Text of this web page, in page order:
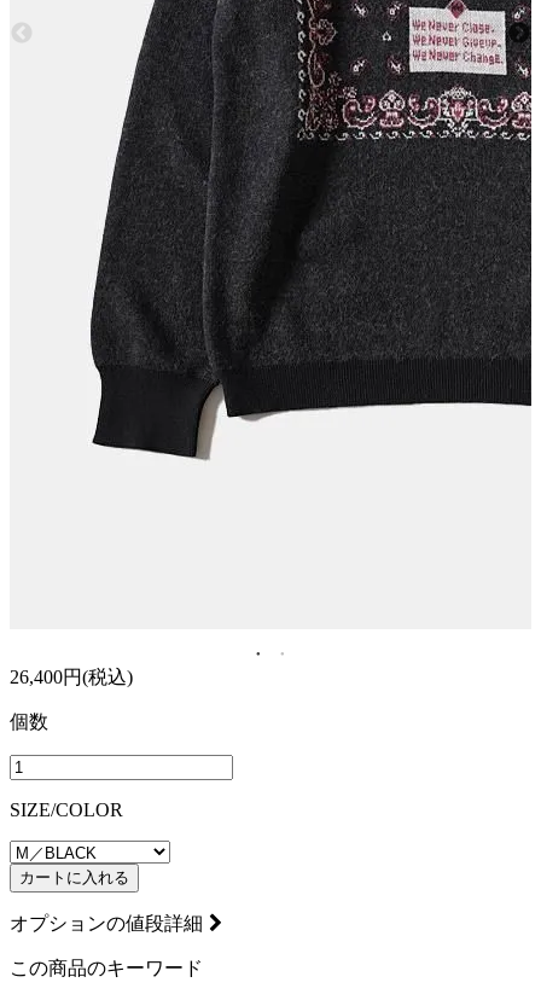
26,400円(税込)
個数
SIZE/COLOR
カートに入れる
オプションの値段詳細
この商品のキーワード